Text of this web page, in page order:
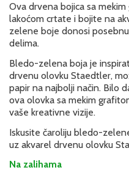
Ova drvena bojica sa
lakoćom crtate i bojite na
zelene boje donosi
delima.
Bledo-zelena boja je
drvenu olovku Staedtler,
papir na najbolji način. Bilo
ova olovka sa mekim
vaše kreativne vizije.
Iskusite čaroliju bledo-
uz akvarel drvenu olovku
Na zalihama